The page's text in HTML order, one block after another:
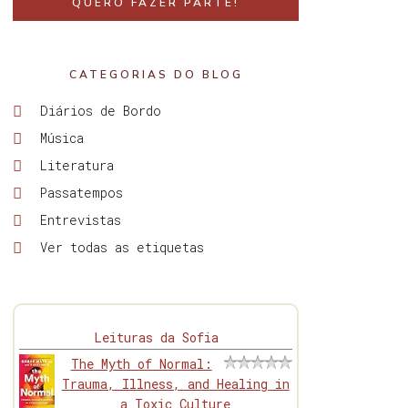
CATEGORIAS DO BLOG
Diários de Bordo
Música
Literatura
Passatempos
Entrevistas
Ver todas as etiquetas
Leituras da Sofia
The Myth of Normal:
Trauma, Illness, and Healing in
a Toxic Culture